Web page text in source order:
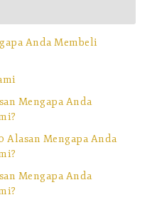
Anda Membeli
Mengapa Anda
Alasan Mengapa Anda
Mengapa Anda